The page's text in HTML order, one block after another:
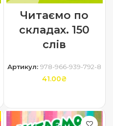
Читаємо по
складах. 150
слів
Артикул:978-966-939-792-8
41.00₴